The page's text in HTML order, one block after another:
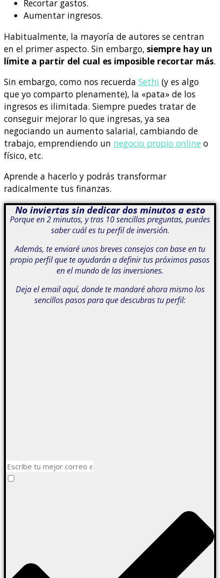
Recortar gastos.
Aumentar ingresos.
Habitualmente, la mayoría de autores se centran
en el primer aspecto. Sin embargo, siempre hay un
límite a partir del cual es imposible recortar más.
Sin embargo, como nos recuerda Sethi (y es algo
que yo comparto plenamente), la «pata» de los
ingresos es ilimitada. Siempre puedes tratar de
conseguir mejorar lo que ingresas, ya sea
negociando un aumento salarial, cambiando de
trabajo, emprendiendo un negocio propio online o
físico, etc.
Aprende a hacerlo y podrás transformar
radicalmente tus finanzas.
No inviertas sin dedicar dos minutos a esto
Porque en 2 minutos, y tras 10 sencillas preguntas, puedes
saber cuál es tu perfil de inversión.
Además, te enviaré unos breves consejos con base en tu
propio perfil que te ayudarán a definir tus próximos pasos
en el mundo de las inversiones.
Deja el email aquí, donde te mandaré ahora mismo los
sencillos pasos para que descubras tu perfil: